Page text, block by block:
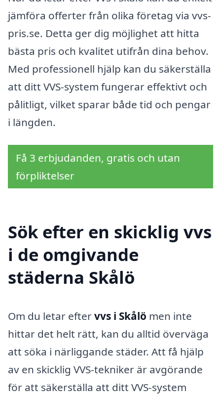
jämföra offerter från olika företag via vvs-
pris.se. Detta ger dig möjlighet att hitta
bästa pris och kvalitet utifrån dina behov.
Med professionell hjälp kan du säkerställa
att ditt VVS-system fungerar effektivt och
pålitligt, vilket sparar både tid och pengar
i längden.
Få 3 erbjudanden, gratis och utan
förpliktelser
Sök efter en skicklig vvs
i de omgivande
städerna Skålö
Om du letar eftervvs i Skålö men inte
hittar det helt rätt, kan du alltid överväga
att söka i närliggande städer. Att få hjälp
av en skicklig VVS-tekniker är avgörande
för att säkerställa att ditt VVS-system